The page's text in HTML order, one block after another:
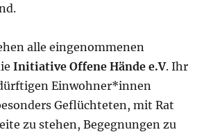
alle eingenommenen
Initiative Offene Hände e.V. Ihr
Einwohner*innen
Geflüchteten, mit Rat
zu stehen, Begegnungen zu